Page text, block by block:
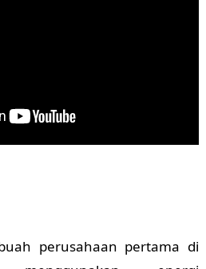
perusahaan pertama di